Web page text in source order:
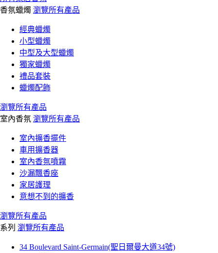
香氛蠟燭 瀏覽所有產品
經典蠟燭
小型蠟燭
中型及大型蠟燭
獨家蠟燭
禮品套裝
蠟燭配飾
瀏覽所有產品
室內香氛 瀏覽所有產品
室內擴香擺件
車用擴香器
室內香氛噴霧
沙漏飄香座
家居護理
意想不到的擴香
瀏覽所有產品
系列 瀏覽所有產品
34 Boulevard Saint-Germain(聖日爾曼大道34號)